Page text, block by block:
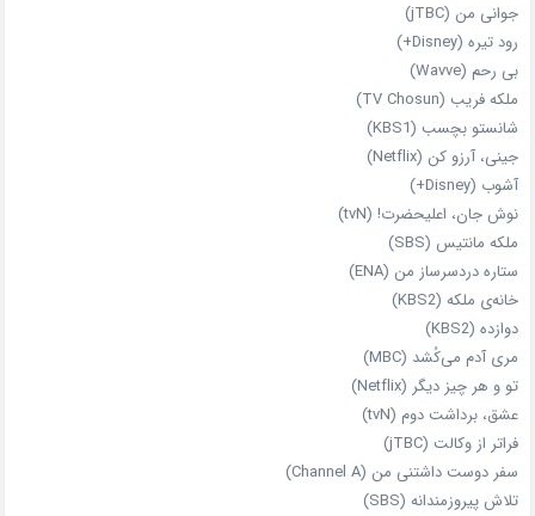
جوانی من (jTBC)
رود تیره (Disney+)
بی‌ رحم (Wavve)
ملکه فریب (TV Chosun)
شانستو بچسب (KBS1)
جینی، آرزو کن (Netflix)
آشوب (Disney+)
نوش جان، اعلیحضرت! (tvN)
ملکه‌ مانتیس (SBS)
ستاره دردسرساز من (ENA)
خانه‌ی ملکه (KBS2)
دوازده (KBS2)
مری آدم می‌کُشد (MBC)
تو و هر چیز دیگر (Netflix)
عشق، برداشت دوم (tvN)
فراتر از وکالت (jTBC)
سفر دوست‌ داشتنی من (Channel A)
تلاش پیروزمندانه (SBS)